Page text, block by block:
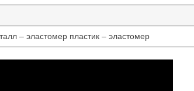
– эластомер пластик – эластомер